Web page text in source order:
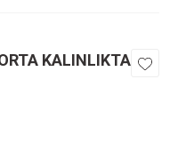
KALINLIKTA